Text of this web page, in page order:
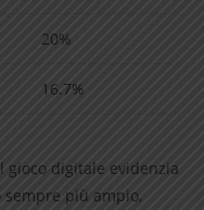
20%
16.7%
gioco digitale evidenzia
sempre più ampio,